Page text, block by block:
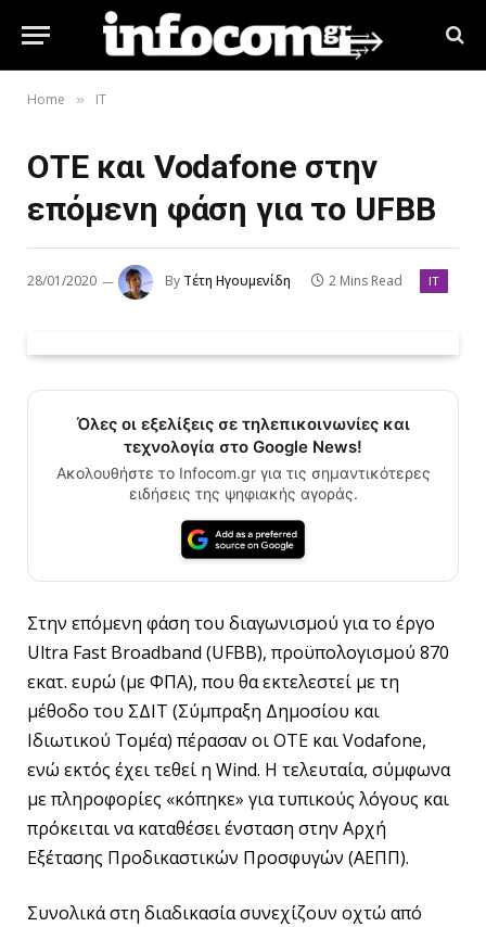
Home » IT
ΟΤΕ και Vodafone στην
επόμενη φάση για το UFBB
28/01/2020 By Τέτη Ηγουμενίδη 2 Mins Read IT
Όλες οι εξελίξεις σε τηλεπικοινωνίες και
τεχνολογία στο Google News!
Ακολουθήστε το Infocom.gr για τις σημαντικότερες
ειδήσεις της ψηφιακής αγοράς.
Στην επόμενη φάση του διαγωνισμού για το έργο
Ultra Fast Broadband (UFBB), προϋπολογισμού 870
εκατ. ευρώ (με ΦΠΑ), που θα εκτελεστεί με τη
μέθοδο του ΣΔΙΤ (Σύμπραξη Δημοσίου και
Ιδιωτικού Τομέα) πέρασαν οι ΟΤΕ και Vodafone,
ενώ εκτός έχει τεθεί η Wind. Η τελευταία, σύμφωνα
με πληροφορίες «κόπηκε» για τυπικούς λόγους και
πρόκειται να καταθέσει ένσταση στην Αρχή
Εξέτασης Προδικαστικών Προσφυγών (ΑΕΠΠ).
Συνολικά στη διαδικασία συνεχίζουν οχτώ από